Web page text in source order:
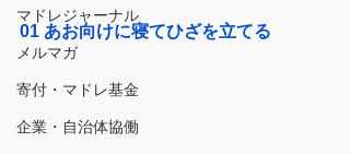
マドレジャーナル
メルマガ
寄付・マドレ基金
企業・自治体協働
01 あお向けに寝てひざを立てる